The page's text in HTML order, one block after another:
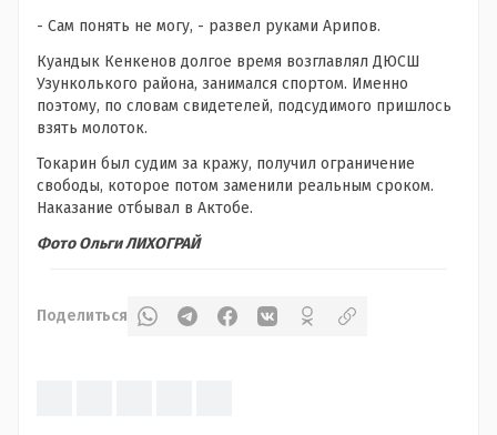
- Сам понять не могу, - развел руками Арипов.
Куандык Кенкенов долгое время возглавлял ДЮСШ
Узунколького района, занимался спортом. Именно
поэтому, по словам свидетелей, подсудимого пришлось
взять молоток.
Токарин был судим за кражу, получил ограничение
свободы, которое потом заменили реальным сроком.
Наказание отбывал в Актобе.
Фото Ольги ЛИХОГРАЙ
Поделиться